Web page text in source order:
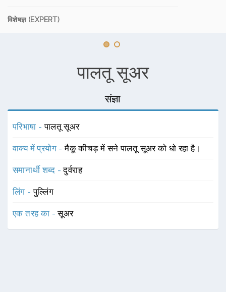
विशेषज्ञ (EXPERT)
पालतू सूअर
संज्ञा
परिभाषा -पालतू सूअर
वाक्य में प्रयोग -मैकू कीचड़ में सने पालतू सूअर को धो रहा है।
समानार्थी शब्द -दुर्वराह
लिंग -पुल्लिंग
एक तरह का -सूअर